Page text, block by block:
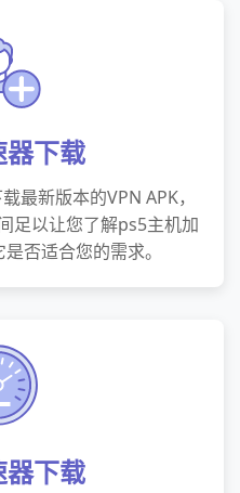
下载
最新版本的VPN APK，
足以让您了解ps5主机加
否适合您的需求。
下载